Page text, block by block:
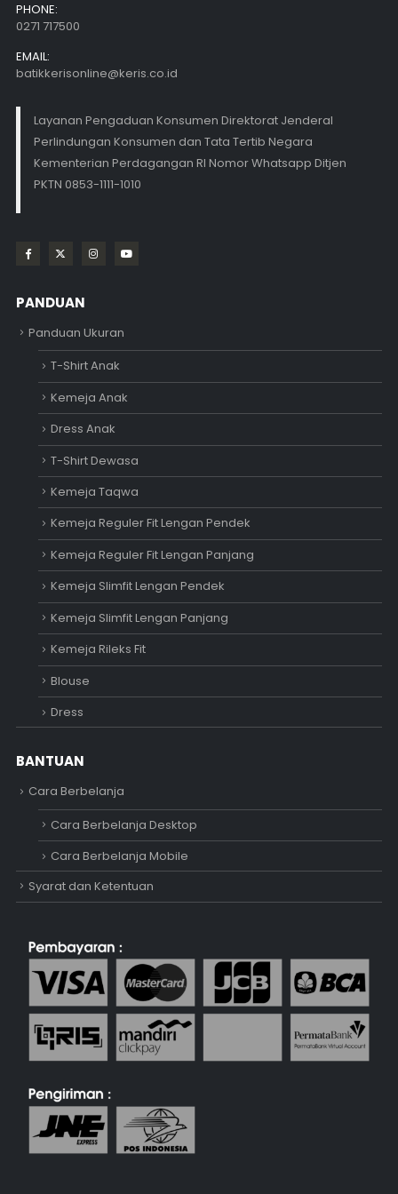
PHONE:
0271 717500
EMAIL:
batikkerisonline@keris.co.id
Layanan Pengaduan Konsumen Direktorat Jenderal
Perlindungan Konsumen dan Tata Tertib Negara
Kementerian Perdagangan RI Nomor Whatsapp Ditjen
PKTN 0853-1111-1010
PANDUAN
Panduan Ukuran
T-Shirt Anak
Kemeja Anak
Dress Anak
T-Shirt Dewasa
Kemeja Taqwa
Kemeja Reguler Fit Lengan Pendek
Kemeja Reguler Fit Lengan Panjang
Kemeja Slimfit Lengan Pendek
Kemeja Slimfit Lengan Panjang
Kemeja Rileks Fit
Blouse
Dress
BANTUAN
Cara Berbelanja
Cara Berbelanja Desktop
Cara Berbelanja Mobile
Syarat dan Ketentuan